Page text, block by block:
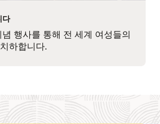
다
행사를 통해 전 세계 여성들의
하합니다.